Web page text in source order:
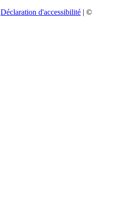
Déclaration d'accessibilité | ©